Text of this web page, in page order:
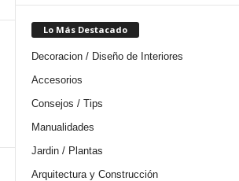
Lo Más Destacado
Decoracion / Diseño de Interiores
Accesorios
Consejos / Tips
Manualidades
Jardin / Plantas
Arquitectura y Construcción